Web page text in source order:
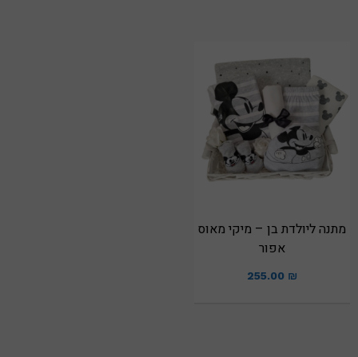
מתנה ליולדת בן – מיקי מאוס
אפור
255.00 ₪